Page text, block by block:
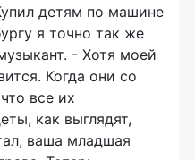
детям по машине
я точно так же
- Хотя моей
Когда они со
все их
как выглядят,
ваша младшая